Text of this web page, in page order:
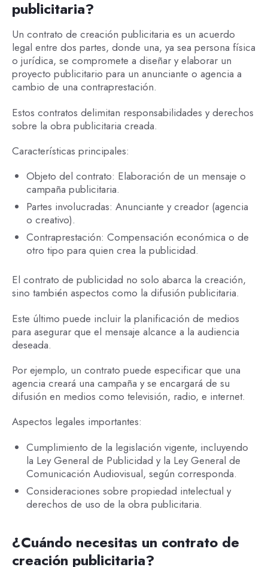
publicitaria?
Un contrato de creación publicitaria es un acuerdo
legal entre dos partes, donde una, ya sea persona física
o jurídica, se compromete a diseñar y elaborar un
proyecto publicitario para un anunciante o agencia a
cambio de una contraprestación.
Estos contratos delimitan responsabilidades y derechos
sobre la obra publicitaria creada.
Características principales:
Objeto del contrato: Elaboración de un mensaje o
campaña publicitaria.
Partes involucradas: Anunciante y creador (agencia
o creativo).
Contraprestación: Compensación económica o de
otro tipo para quien crea la publicidad.
El contrato de publicidad no solo abarca la creación,
sino también aspectos como la difusión publicitaria.
Este último puede incluir la planificación de medios
para asegurar que el mensaje alcance a la audiencia
deseada.
Por ejemplo, un contrato puede especificar que una
agencia creará una campaña y se encargará de su
difusión en medios como televisión, radio, e internet.
Aspectos legales importantes:
Cumplimiento de la legislación vigente, incluyendo
la Ley General de Publicidad y la Ley General de
Comunicación Audiovisual, según corresponda.
Consideraciones sobre propiedad intelectual y
derechos de uso de la obra publicitaria.
¿Cuándo necesitas un contrato de
creación publicitaria?